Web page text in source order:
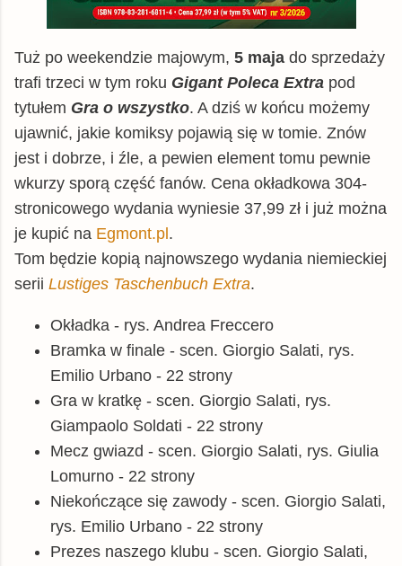
Tuż po weekendzie majowym, 5 maja do sprzedaży
trafi trzeci w tym roku Gigant Poleca Extra pod
tytułem Gra o wszystko. A dziś w końcu możemy
ujawnić, jakie komiksy pojawią się w tomie. Znów
jest i dobrze, i źle, a pewien element tomu pewnie
wkurzy sporą część fanów. Cena okładkowa 304-
stronicowego wydania wyniesie 37,99 zł i już można
je kupić na Egmont.pl.
Tom będzie kopią najnowszego wydania niemieckiej
serii Lustiges Taschenbuch Extra.
Okładka - rys. Andrea Freccero
Bramka w finale - scen. Giorgio Salati, rys.
Emilio Urbano - 22 strony
Gra w kratkę - scen. Giorgio Salati, rys.
Giampaolo Soldati - 22 strony
Mecz gwiazd - scen. Giorgio Salati, rys. Giulia
Lomurno - 22 strony
Niekończące się zawody - scen. Giorgio Salati,
rys. Emilio Urbano - 22 strony
Prezes naszego klubu - scen. Giorgio Salati,